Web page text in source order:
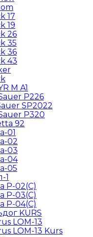
17
19
26
35
36
43
M A1
P226
SP2022
P320
92
01
02
03
04
05
1
Р-02(С)
Р-03(С)
Р-04(С)
KURS
LOM-13
LOM-13 Kurs